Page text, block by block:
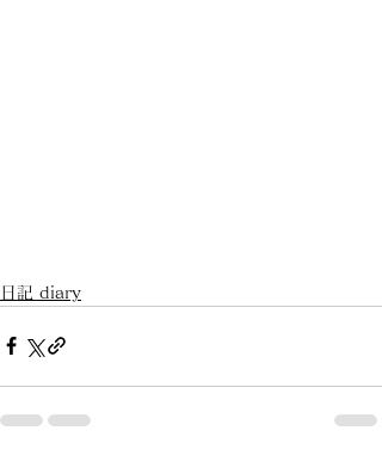
日記 diary